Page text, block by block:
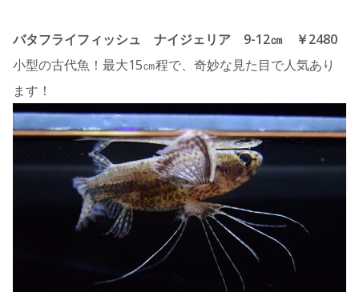
バタフライフィッシュ ナイジェリア 9-12㎝ ￥2480
小型の古代魚！最大15㎝程で、奇妙な見た目で人気あり
ます！